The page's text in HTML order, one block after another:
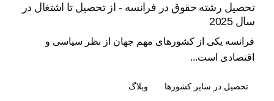
تحصیل رشته حقوق در فرانسه - از تحصیل تا اشتغال در
سال 2025
فرانسه یکی از کشورهای مهم جهان از نظر سیاسی و
اقتصادی است...
تحصیل در سایر کشورها وبلاگ